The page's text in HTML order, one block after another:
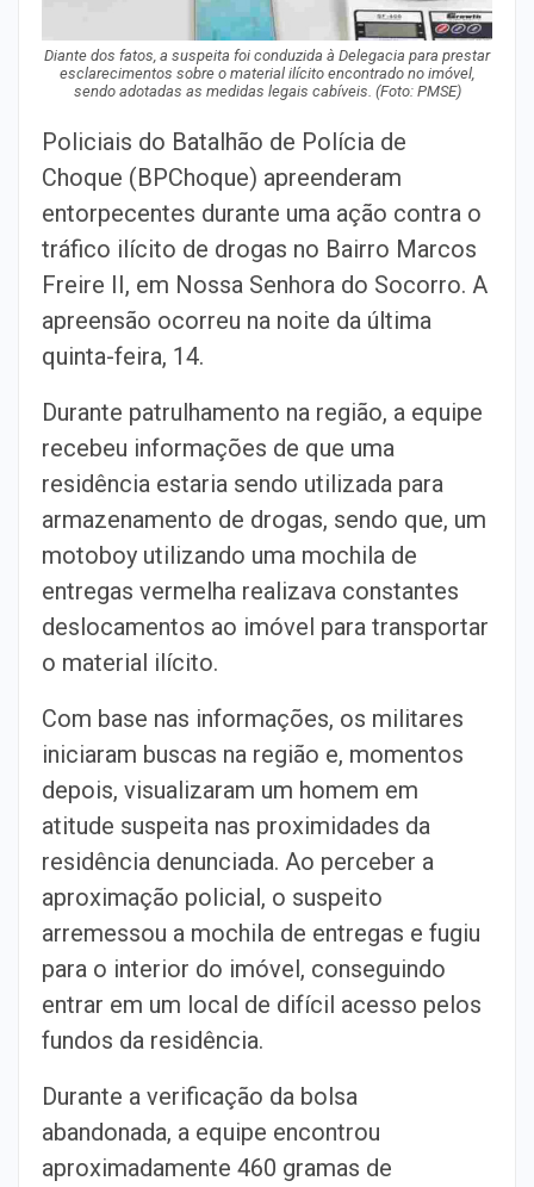
Diante dos fatos, a suspeita foi conduzida à Delegacia para prestar
esclarecimentos sobre o material ilícito encontrado no imóvel,
sendo adotadas as medidas legais cabíveis. (Foto: PMSE)
Policiais do Batalhão de Polícia de
Choque (BPChoque) apreenderam
entorpecentes durante uma ação contra o
tráfico ilícito de drogas no Bairro Marcos
Freire II, em Nossa Senhora do Socorro. A
apreensão ocorreu na noite da última
quinta-feira, 14.
Durante patrulhamento na região, a equipe
recebeu informações de que uma
residência estaria sendo utilizada para
armazenamento de drogas, sendo que, um
motoboy utilizando uma mochila de
entregas vermelha realizava constantes
deslocamentos ao imóvel para transportar
o material ilícito.
Com base nas informações, os militares
iniciaram buscas na região e, momentos
depois, visualizaram um homem em
atitude suspeita nas proximidades da
residência denunciada. Ao perceber a
aproximação policial, o suspeito
arremessou a mochila de entregas e fugiu
para o interior do imóvel, conseguindo
entrar em um local de difícil acesso pelos
fundos da residência.
Durante a verificação da bolsa
abandonada, a equipe encontrou
aproximadamente 460 gramas de